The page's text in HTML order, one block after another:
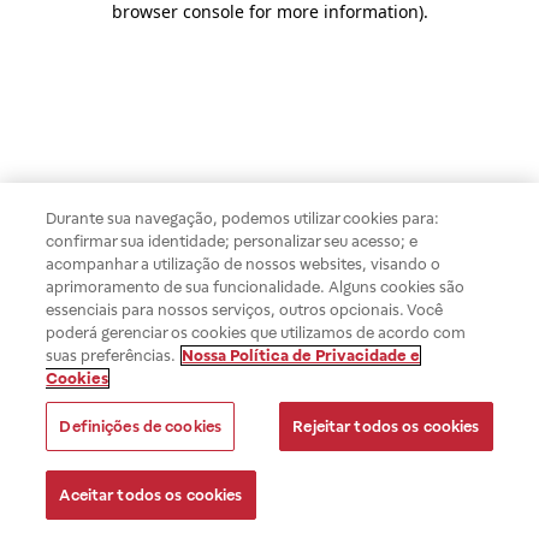
browser console for more information).
Durante sua navegação, podemos utilizar cookies para:
confirmar sua identidade; personalizar seu acesso; e
acompanhar a utilização de nossos websites, visando o
aprimoramento de sua funcionalidade. Alguns cookies são
essenciais para nossos serviços, outros opcionais. Você
poderá gerenciar os cookies que utilizamos de acordo com
suas preferências. Nossa Política de Privacidade e
Cookies
Definições de cookies Rejeitar todos os cookies
Aceitar todos os cookies